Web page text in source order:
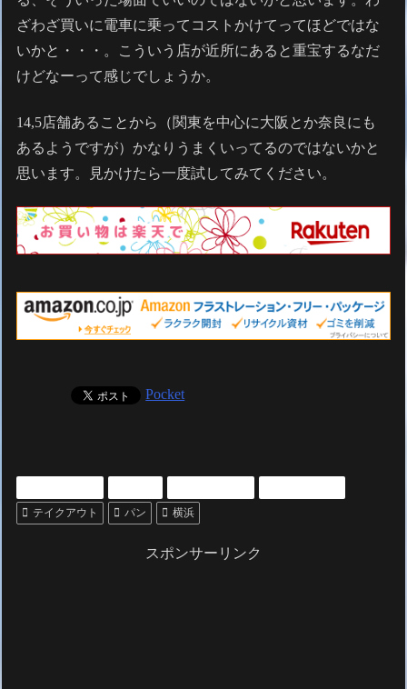
ざわざ買いに電車に乗ってコストかけてってほどではな
いかと・・・。こういう店が近所にあると重宝するなだ
けどなーって感じでしょうか。
14,5店舗あることから（関東を中心に大阪とか奈良にも
あるようですが）かなりうまくいってるのではないかと
思います。見かけたら一度試してみてください。
Pocket
テイクアウト
パン 横浜
スポンサーリンク